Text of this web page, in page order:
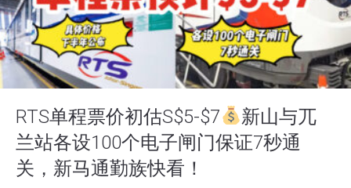
RTS单程票价初估S$5-$7
新山与兀
兰站各设100个电子闸门保证7秒通
关，新马通勤族快看！